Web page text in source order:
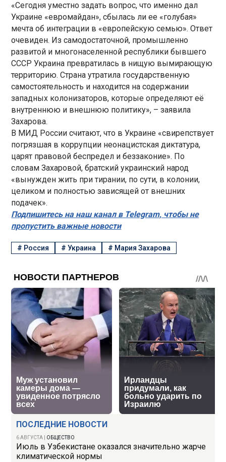
ПОСЛЕДНИЕ НОВОСТИ
6 АВГУСТА ОБЩЕСТВО
Июль в Узбекистане оказался значительно жарче
климатической нормы
«Сегодня уместно задать вопрос, что именно дал
Украине «евромайдан», сбылась ли ее «голубая»
мечта об интеграции в «европейскую семью». Ответ
очевиден. Из самодостаточной, промышленно
развитой и многонаселенной республики бывшего
СССР Украина превратилась в нищую вымирающую
территорию. Страна утратила государственную
самостоятельность и находится на содержании
западных колонизаторов, которые определяют её
внутреннюю и внешнюю политику», – заявила
Захарова.
В МИД России считают, что в Украине «свирепствует
погрязшая в коррупции неонацистская диктатура,
царят правовой беспредел и беззаконие». По
словам Захаровой, братский украинский народ
«вынужден жить при тирании, по сути, в колонии,
целиком и полностью зависящей от внешних
подачек».
Подпишитесь на наш канал в Telegram, чтобы не
пропустить важные новости
# Россия #Украина # Мария Захарова